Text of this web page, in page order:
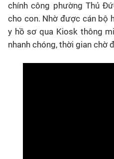
chính công phường Thủ
cho con. Nhờ được cán bộ
y hồ sơ qua Kioskthông
nhanh chóng, thời gian chờ